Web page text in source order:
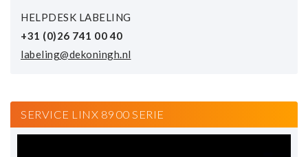
HELPDESK LABELING
+31 (0)26 741 00 40
labeling@dekoningh.nl
SERVICE LINX 8900 SERIE